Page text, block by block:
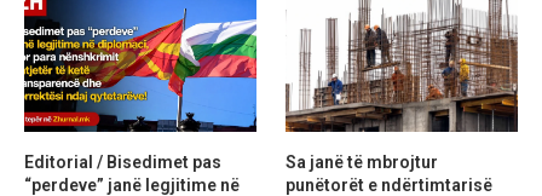
Editorial / Bisedimet pas
“perdeve” janë legjitime në
Sa janë të mbrojtur
punëtorët e ndërtimtarisë